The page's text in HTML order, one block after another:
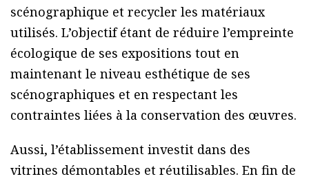
scénographique et recycler les matériaux
utilisés. L’objectif étant de réduire l’empreinte
écologique de ses expositions tout en
maintenant le niveau esthétique de ses
scénographiques et en respectant les
contraintes liées à la conservation des œuvres.
Aussi, l’établissement investit dans des
vitrines démontables et réutilisables. En fin de